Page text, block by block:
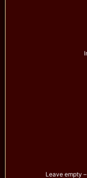
Leave empty